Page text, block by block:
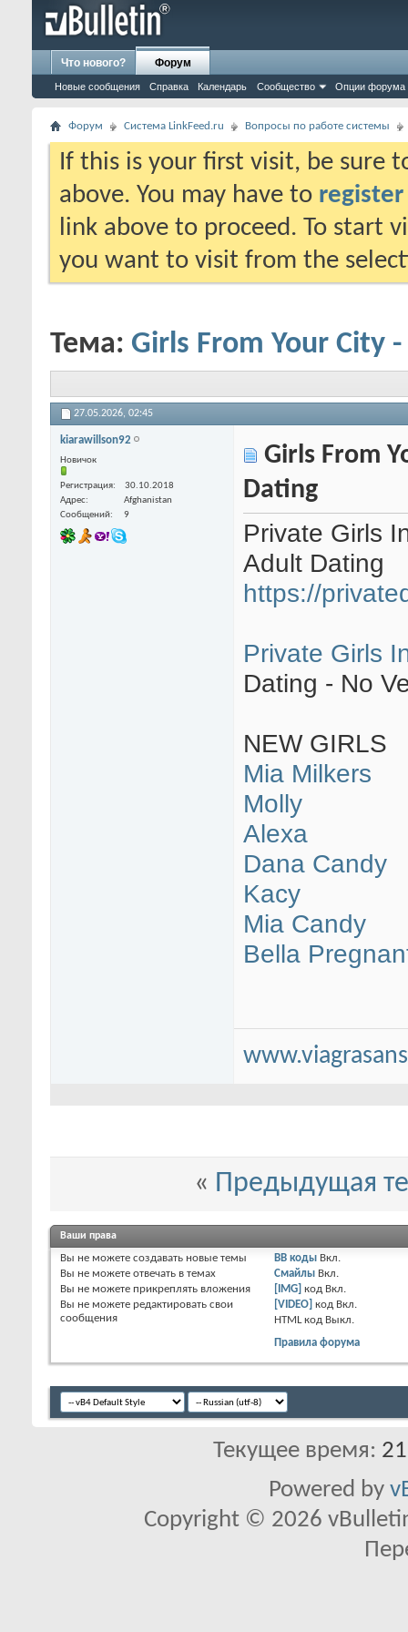
Что нового? Форум
Новые сообщения Справка Календарь Сообщество Опции форума
Форум Система LinkFeed.ru Вопросы по работе системы
If this is your first visit, be sure
above. You may have to register
link above to proceed. To start
you want to visit from the
Тема: Girls From Your City
27.05.2026, 02:45
kiarawillson92
Новичок
Регистрация
30.10.2018
Адрес
Afghanistan
Сообщений
9
Girls From
Dating
Private Girls
Adult Dating
https://
Private Girls
Dating - No
NEW GIRLS
Mia Milkers
Molly
Alexa
Dana Candy
Kacy
Mia Candy
Bella
« Предыдущая
Ваши права
Вы не можете создавать новые темы
Вы не можете отвечать в темах
Вы не можете прикреплять вложения
Вы не можете редактировать свои
сообщения
BB коды Вкл.
Смайлы Вкл.
[IMG] код Вкл.
[VIDEO] код Вкл.
HTML код Выкл.
Правила форума
Текущее время:
Powered by
Copyright © 2026